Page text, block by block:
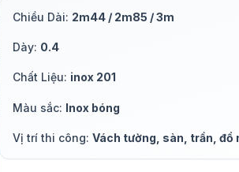
Chiều Dài: 2m44 / 2m85 / 3m
Dày: 0.4
Chất Liệu: inox 201
Màu sắc: Inox bóng
Vị trí thi công:Vách tường, sàn, trần, đồ